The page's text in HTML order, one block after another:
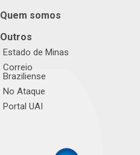
Quem somos
Outros
Estado de Minas
Correio
Braziliense
No Ataque
Portal UAI